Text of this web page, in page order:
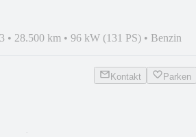
• 28.500 km • 96 kW (131 PS) • Benzin
Kontakt Parken